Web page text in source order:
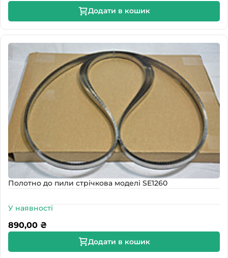
Додати в кошик
Полотно до пили стрічкова моделі SE1260
У наявності
890,00 ₴
Додати в кошик